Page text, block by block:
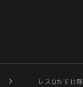
レスQたすけ隊